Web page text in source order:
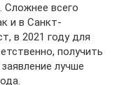
всего
и в Санкт-
в 2021 году для
получить
лучше